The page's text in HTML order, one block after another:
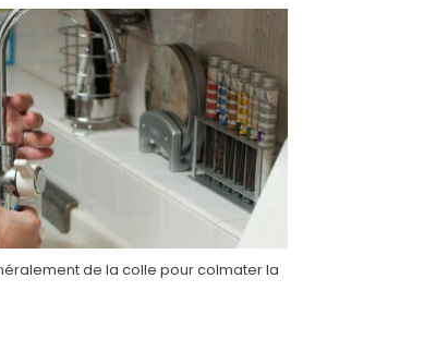
de la colle pour colmater la